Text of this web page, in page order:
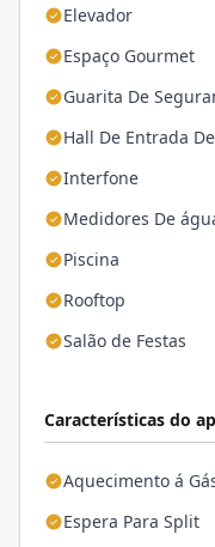
Elevador
Espaço Gourmet
Guarita De
Hall De Entrada
Interfone
Medidores De
Piscina
Rooftop
Salão de Festas
Características do
Aquecimento á
Espera Para Split